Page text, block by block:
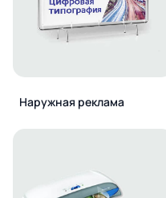
Наружная реклама